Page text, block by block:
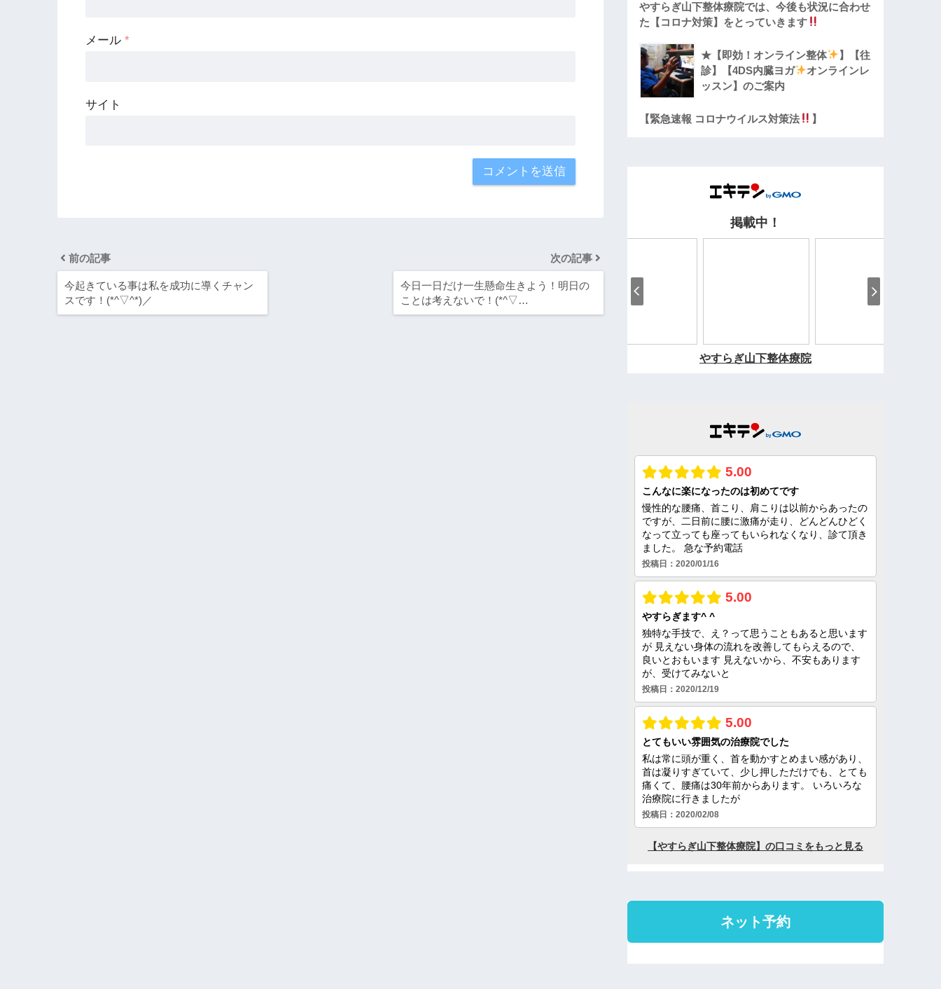
メール *
サイト
前の記事
今起きている事は私を成功に導くチャン
スです！(*^▽^*)／
次の記事
今日一日だけ一生懸命生きよう！明日の
ことは考えないで！(*^▽…
やすらぎ山下整体療院では、今後も状況に合わせ
た【コロナ対策】をとっていきます
★【即効！オンライン整体
】【往
診】【4DS内臓ヨガ
オンラインレ
ッスン】のご案内
【緊急速報 コロナウイルス対策法 】